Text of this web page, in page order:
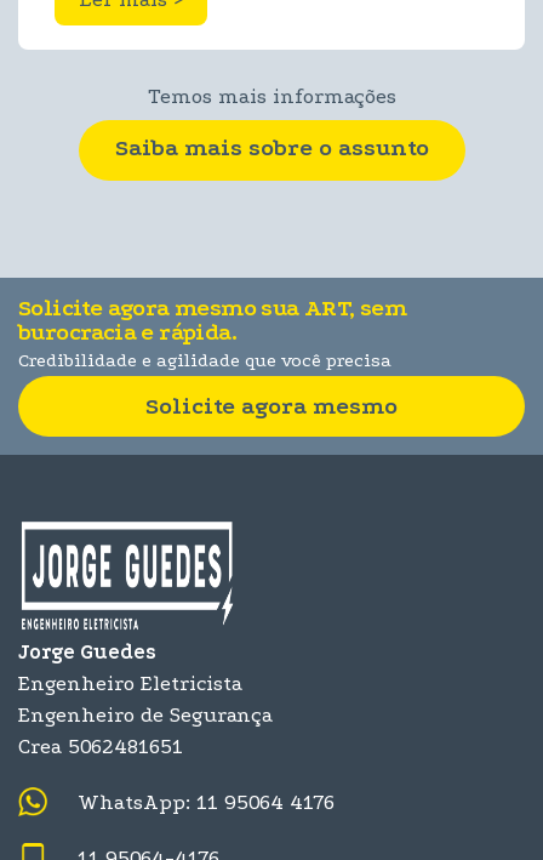
Temos mais informações
Saiba mais sobre o assunto
Solicite agora mesmo sua ART, sem
burocracia e rápida.
Credibilidade e agilidade que você precisa
Solicite agora mesmo
Jorge Guedes
Engenheiro Eletricista
Engenheiro de Segurança
Crea 5062481651
WhatsApp: 11 95064 4176